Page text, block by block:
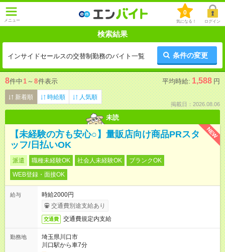
メニュー
0
気になる！ ログイン
検索結果
インサイドセールスの交替制勤務のバイト一覧 条件の変更
8件中1 ～ 8件表示 平均時給: 1,588 円
新着順 時給順 人気順
掲載日：2026.08.06
未読
NEW
【未経験の方も安心○】量販店向け商品PRスタ
ッフ/日払いOK
派遣 職種未経験OK 社会人未経験OK
ブランクOK
WEB登録・面接OK
給与
時給2000円
交通費別途支給あり
交通費 交通費規定内支給
勤務地
埼玉県川口市
川口駅から車7分